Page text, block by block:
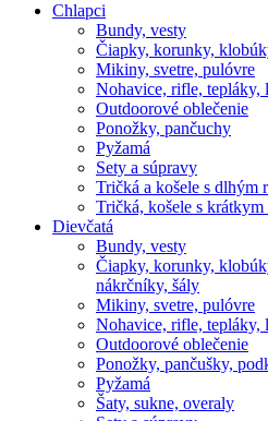
Chlapci
Bundy, vesty
Čiapky, korunky,
Mikiny, svetre, pulóvre
Nohavice, rifle, tepláky,
Outdoorové oblečenie
Ponožky, pančuchy
Pyžamá
Sety a súpravy
Tričká a košele s dlhým
Tričká, košele s
Dievčatá
Bundy, vesty
Čiapky, korunky,
nákrčníky, šály
Mikiny, svetre, pulóvre
Nohavice, rifle, tepláky,
Outdoorové oblečenie
Ponožky, pančušky,
Pyžamá
Šaty, sukne, overaly